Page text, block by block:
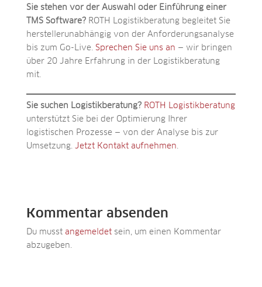
Sie stehen vor der Auswahl oder Einführung einer
TMS Software?ROTH Logistikberatung begleitet Sie
herstellerunabhängig von der Anforderungsanalyse
bis zum Go-Live. Sprechen Sie uns an — wir bringen
über 20 Jahre Erfahrung in der Logistikberatung
mit.
Sie suchen Logistikberatung? ROTH Logistikberatung
unterstützt Sie bei der Optimierung Ihrer
logistischen Prozesse — von der Analyse bis zur
Umsetzung. Jetzt Kontakt aufnehmen.
Kommentar absenden
Du musst angemeldetsein, um einen Kommentar
abzugeben.